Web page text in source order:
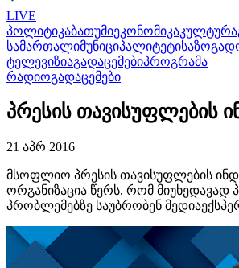
LIVE
პოლიტიკაბათუმიეკონომიკაკულტურა
სამართალიმუნიციპალიტეტი
ტელევიზიაგადაცემებიპროგრამა
რადიოგადაცემები
პრესის თავისუფლების
21 აპრ 2016
მსოფლიო პრესის თავისუფლების
ორგანიზაცია წერს, რომ მიუხედავად
პრობლემებზე საუბრობენ